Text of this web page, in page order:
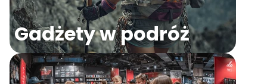
Gadżety w podróż